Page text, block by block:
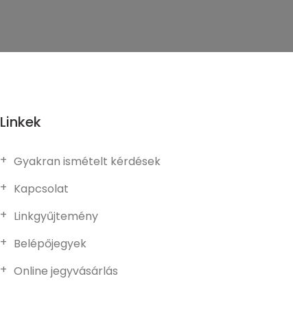
Linkek
Gyakran ismételt kérdések
Kapcsolat
Linkgyűjtemény
Belépőjegyek
Online jegyvásárlás